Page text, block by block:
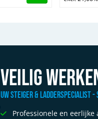
Veilig
Uw Steiger & Ladderspecialist -
Professionele en eerlijke